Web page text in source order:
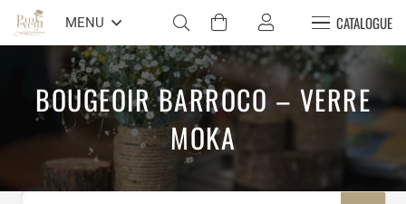
MENU CATALOGUE
BOUGEOIR BARROCO – VERRE
MOKA